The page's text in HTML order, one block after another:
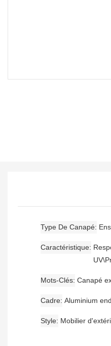
Type De Canapé
Caractéristique
Mots-Clés Canapé
Cadre Aluminium
Style Mobilier